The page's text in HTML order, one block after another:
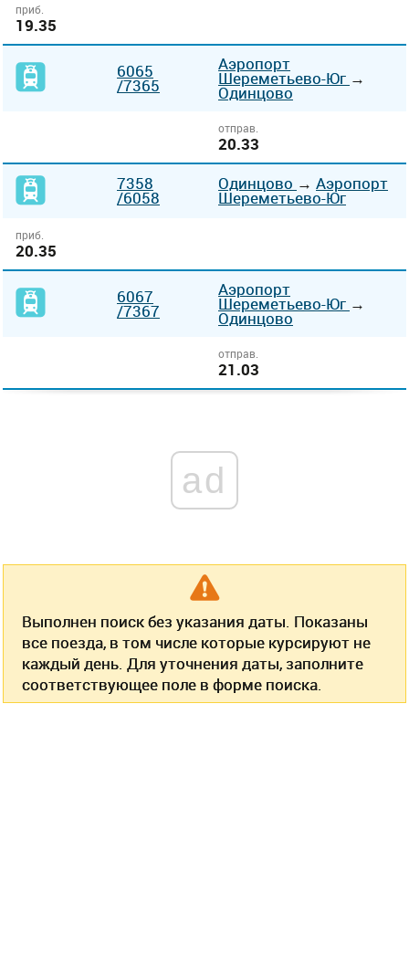
приб.
19.35
6065
/7365
Аэропорт
Шереметьево-Юг →
Одинцово
отправ.
20.33
7358
/6058
Одинцово → Аэропорт
Шереметьево-Юг
приб.
20.35
6067
/7367
Аэропорт
Шереметьево-Юг →
Одинцово
отправ.
21.03
ad
Выполнен поиск без указания даты. Показаны
все поезда, в том числе которые курсируют не
каждый день. Для уточнения даты, заполните
соответствующее поле в форме поиска.